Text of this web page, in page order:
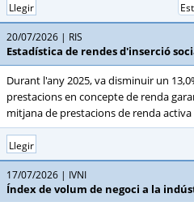
Llegir
20/07/2026 RIS
Estadística de rendes d'inserció
Durant l'any 2025, va disminuir un
prestacions en concepte de renda
mitjana de prestacions de renda
Llegir
17/07/2026 IVNI
Índex de volum de negoci a la